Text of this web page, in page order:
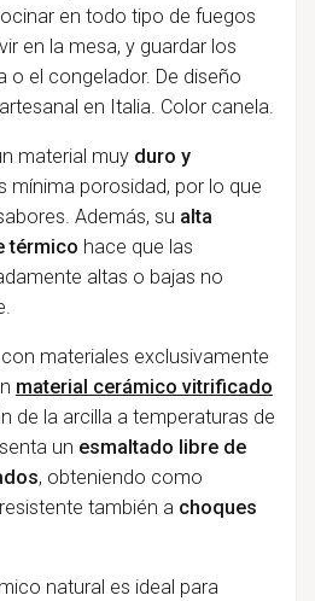
en todo tipo de fuegos
en la mesa, y guardar los
o el congelador. De diseño
en Italia. Color canela.
material muy duro y
mínima porosidad, por lo que
Además, su alta
térmico hace que las
altas o bajas no
materiales exclusivamente
material cerámico vitrificado
de la arcilla a temperaturas de
un esmaltado libre de
, obteniendo como
también a choques
natural es ideal para